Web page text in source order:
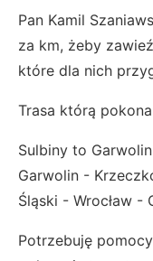
Pan Kamil
za km, żeby
które dla nich
Trasa którą
Sulbiny to Garwolin
Garwolin -
Śląski - Wrocław -
Potrzebuję